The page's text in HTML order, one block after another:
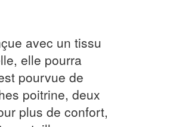
avec un tissu
elle pourra
pourvue de
poitrine, deux
plus de confort,